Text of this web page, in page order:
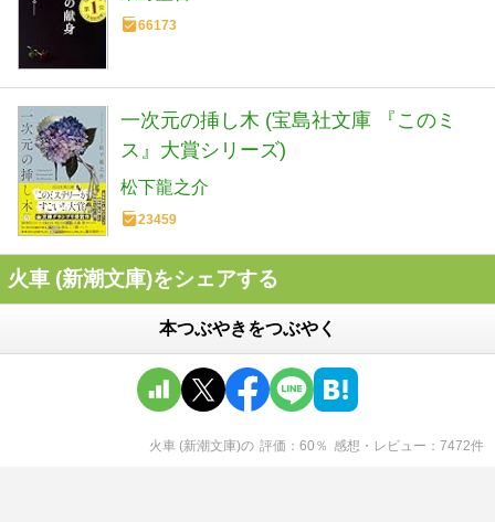
66173
一次元の挿し木 (宝島社文庫 『このミ
ス』大賞シリーズ)
松下龍之介
23459
火車 (新潮文庫)をシェアする
本つぶやきをつぶやく
火車 (新潮文庫)の 評価 60 ％ 感想・レビュー 7472件